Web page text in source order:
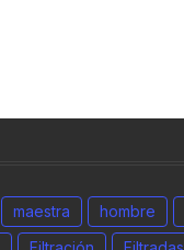
maestra hombre